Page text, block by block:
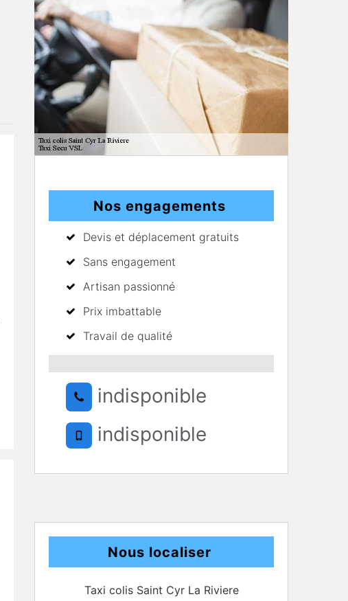
Nos engagements
Devis et déplacement gratuits
Sans engagement
Artisan passionné
Prix imbattable
Travail de qualité
indisponible
indisponible
Nous localiser
Taxi colis Saint Cyr La Riviere